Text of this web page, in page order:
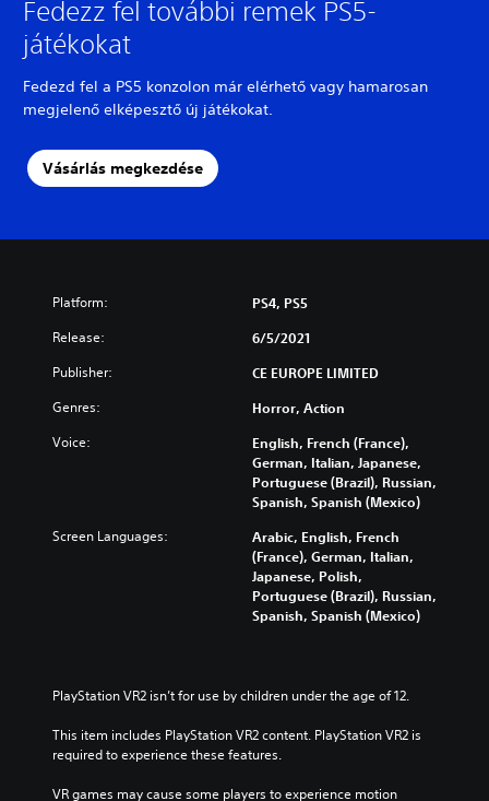
Fedezz fel további remek PS5-
játékokat
Fedezd fel a PS5 konzolon már elérhető vagy hamarosan
megjelenő elképesztő új játékokat.
Vásárlás megkezdése
Platform: PS4, PS5
Release: 6/5/2021
Publisher: CE EUROPE LIMITED
Genres: Horror, Action
Voice:
English, French (France),
German, Italian, Japanese,
Portuguese (Brazil), Russian,
Spanish, Spanish (Mexico)
Screen Languages:
Arabic, English, French
(France), German, Italian,
Japanese, Polish,
Portuguese (Brazil), Russian,
Spanish, Spanish (Mexico)
PlayStation VR2 isn’t for use by children under the age of 12.
This item includes PlayStation VR2 content. PlayStation VR2 is
required to experience these features.
VR games may cause some players to experience motion